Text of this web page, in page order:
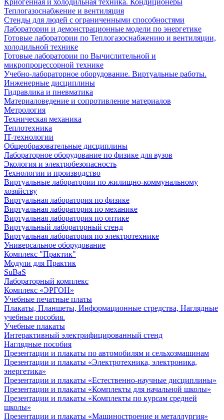
Криогенная и холодильная техника. Кондиционеры
Теплогазоснабжение и вентиляция
Стенды для людей с ограниченными способностями
Лаборатории и демонстрационные модели по энергетике
Готовые лаборатории по Теплогазоснабжению и вентиляции,
холодильной технике
Готовые лаборатории по Вычислительной и
микропроцессорной технике
Учебно-лабораторное оборудование. Виртуальные работы.
Инженерные дисциплины
Гидравлика и пневматика
Материаловедение и сопротивление материалов
Метрология
Техническая механика
Теплотехника
IT-технологии
Общеобразовательные дисциплины
Лабораторное оборудование по физике для вузов
Экология и электробезопасность
Технологии и производство
Виртуальные лаборатории по жилищно-коммунальному
хозяйству
Виртуальная лаборатория по физике
Виртуальная лаборатория по механике
Виртуальная лаборатория по оптике
Виртуальный лабораторный стенд
Виртуальная лаборатория по электротехнике
Универсальное оборудование
Комплекс "Практик"
Модули для Практик
SuBaS
Лабораторный комплекс
Комплекс «ЭРГОН»
Учебные печатные платы
Плакаты, Планшеты, Информационные стредства, Наглядные
учебные пособия.
Учебные плакаты
Интерактивный электрифицированный стенд
Наглядные пособия
Презентации и плакаты по автомобилям и сельхозмашинам
Презентации и плакаты «Электротехника, электроника,
энергетика»
Презентации и плакаты «Естественно-научные дисциплины»
Презентации и плакаты «Комплекты для начальной школы»
Презентации и плакаты «Комплекты по курсам средней
школы»
Презентации и плакаты «Машиностроение и металлургия»